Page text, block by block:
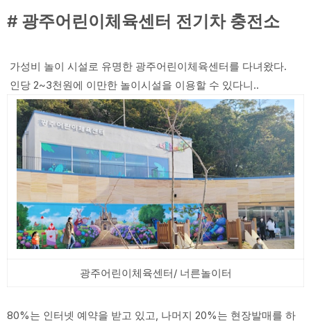
# 광주어린이체육센터 전기차 충전소
가성비 놀이 시설로 유명한 광주어린이체육센터를 다녀왔다.
인당 2~3천원에 이만한 놀이시설을 이용할 수 있다니..
광주어린이체육센터/ 너른놀이터
80%는 인터넷 예약을 받고 있고, 나머지 20%는 현장발매를 하